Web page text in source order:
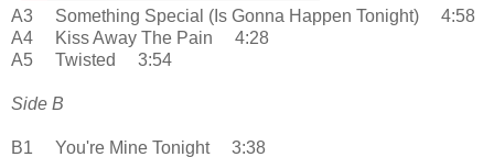
A3 Something Special (Is Gonna Happen Tonight) 4:58
A4 Kiss Away The Pain 4:28
A5 Twisted 3:54
Side B
B1 You're Mine Tonight 3:38